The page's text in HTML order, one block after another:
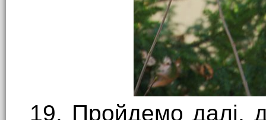
19. Пройдемо далі,